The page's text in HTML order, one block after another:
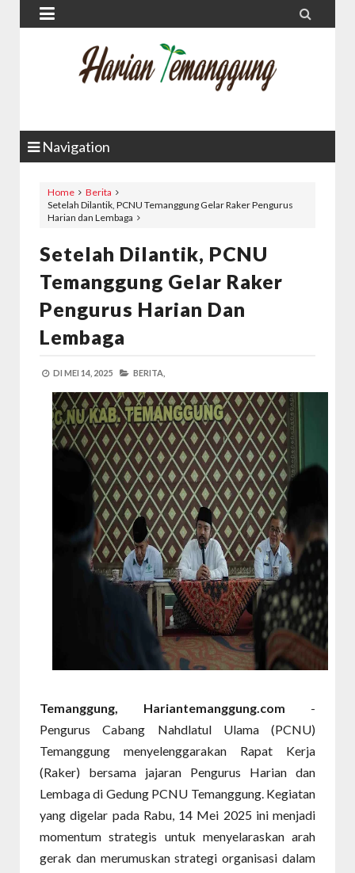
 
Navigation
Home
Berita
Setelah Dilantik, PCNU Temanggung Gelar Raker Pengurus
Harian dan Lembaga
Setelah Dilantik, PCNU
Temanggung Gelar Raker
Pengurus Harian Dan
Lembaga
DI MEI 14, 2025 BERITA,
Temanggung, Hariantemanggung.com -
Pengurus Cabang Nahdlatul Ulama (PCNU)
Temanggung menyelenggarakan Rapat Kerja
(Raker) bersama jajaran Pengurus Harian dan
Lembaga di Gedung PCNU Temanggung. Kegiatan
yang digelar pada Rabu, 14 Mei 2025 ini menjadi
momentum strategis untuk menyelaraskan arah
gerak dan merumuskan strategi organisasi dalam